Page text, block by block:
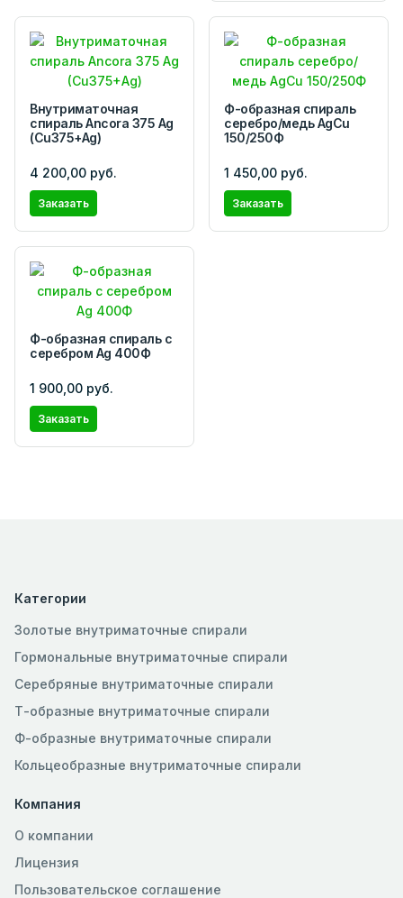
Внутриматочная
спираль Ancora 375 Ag
(Cu375+Ag)
4 200,00 руб.
Заказать
Ф-образная спираль
серебро/медь AgCu
150/250Ф
1 450,00 руб.
Заказать
Ф-образная спираль с
серебром Ag 400Ф
1 900,00 руб.
Заказать
Категории
Золотые внутриматочные спирали
Гормональные внутриматочные спирали
Серебряные внутриматочные спирали
Т-образные внутриматочные спирали
Ф-образные внутриматочные спирали
Кольцеобразные внутриматочные спирали
Компания
О компании
Лицензия
Пользовательское соглашение